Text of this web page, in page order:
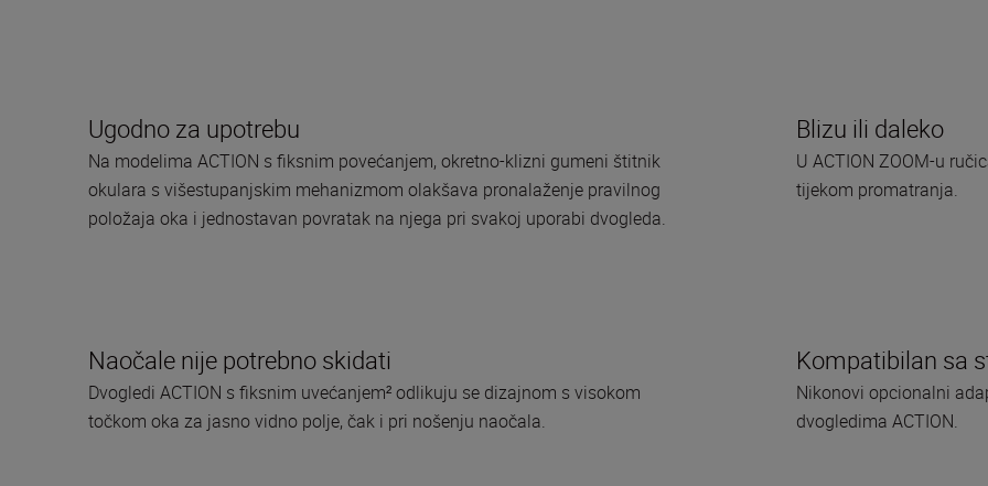
Ugodno za upotrebu
Na modelima ACTION s fiksnim povećanjem, okretno-klizni gumeni štitnik
okulara s višestupanjskim mehanizmom olakšava pronalaženje pravilnog
položaja oka i jednostavan povratak na njega pri svakoj uporabi dvogleda.
Blizu ili daleko
U ACTION ZOOM-u
tijekom promatranja.
Naočale nije potrebno skidati
Dvogledi ACTION s fiksnim uvećanjem² odlikuju se dizajnom s visokom
točkom oka za jasno vidno polje, čak i pri nošenju naočala.
Kompatibilan sa
Nikonovi opcionalni
dvogledima ACTION.